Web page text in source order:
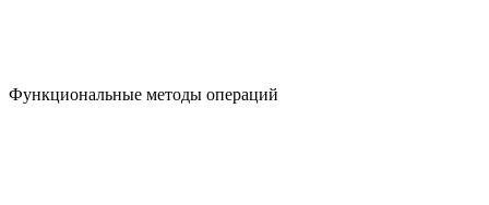
Функциональные методы операций